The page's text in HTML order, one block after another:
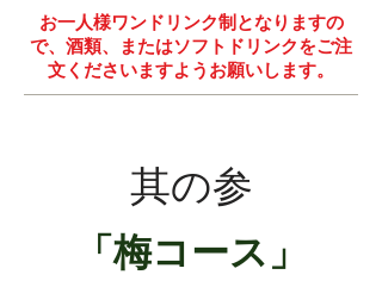
お一人様ワンドリンク制となりますの
で、酒類、またはソフトドリンクをご注
文くださいますようお願いします。
​其の参
「梅コース」